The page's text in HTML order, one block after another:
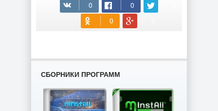
СБОРНИКИ ПРОГРАММ